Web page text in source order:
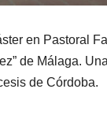
en Pastoral
de Málaga.
de Córdoba.